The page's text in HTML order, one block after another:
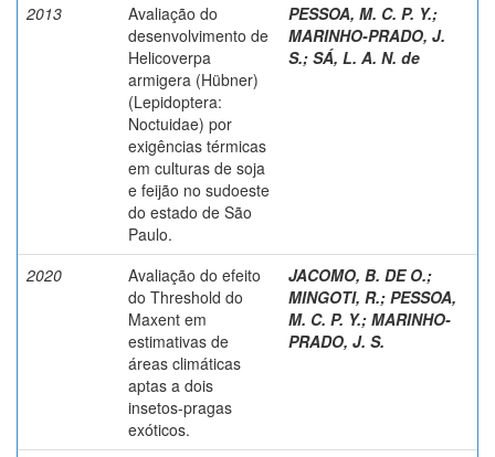
2013
Avaliação do
desenvolvimento de
Helicoverpa
armigera (Hübner)
(Lepidoptera:
Noctuidae) por
exigências térmicas
em culturas de soja
e feijão no sudoeste
do estado de São
Paulo.
PESSOA, M. C. P. Y.;
MARINHO-PRADO, J.
S.; SÁ, L. A. N. de
2020
Avaliação do efeito
do Threshold do
Maxent em
estimativas de
áreas climáticas
aptas a dois
insetos-pragas
exóticos.
JACOMO, B. DE O.;
MINGOTI, R.; PESSOA,
M. C. P. Y.; MARINHO-
PRADO, J. S.